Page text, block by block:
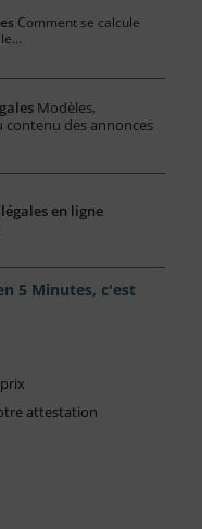
Comment se calcule
Modèles,
contenu des annonces
en ligne
5 Minutes, c'est
attestation